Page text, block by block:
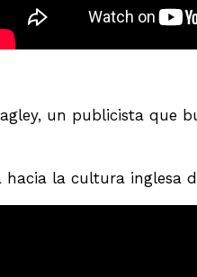
un publicista que
hacia la cultura